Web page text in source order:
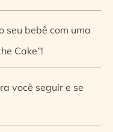
seu bebê com uma
Cake”!
você seguir e se